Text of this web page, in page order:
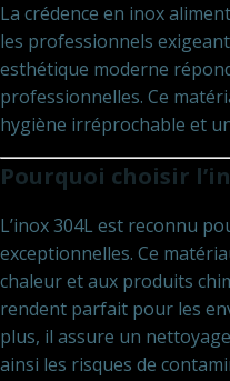
La crédence en inox
les professionnels
esthétique moderne
professionnelles. Ce
hygiène irréprochable et
Pourquoi choisir
L’inox 304L est reconnu
exceptionnelles. Ce
chaleur et aux produits
rendent parfait pour les
plus, il assure un
ainsi les risques de